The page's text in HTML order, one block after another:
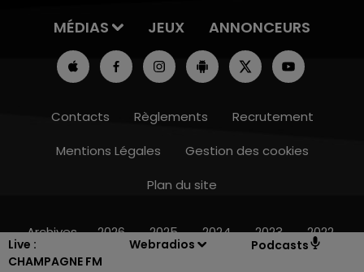
Live :
CHAMPAGNE FM
Webradios Podcasts
7h00 - 12h00
MÉDIAS
JEUX ANNONCEURS
Contacts Règlements
Recrutement
Mentions Légales
Gestion des cookies
Plan du site
Archives 2026 2025 2024 2023 2022